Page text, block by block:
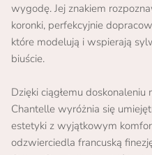
wygodę. Jej znakiem
koronki, perfekcyjnie
które modelują i wspierają
biuście.
Dzięki ciągłemu
Chantelle wyróżnia się
estetyki z wyjątkowym
odzwierciedla francuską